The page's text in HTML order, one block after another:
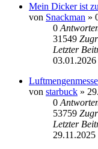
Mein Dicker ist
von Snackman »
0
31549
Letzter
von starbuck »
0
53759
Letzter